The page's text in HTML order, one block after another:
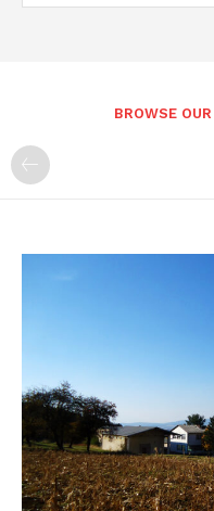
BROWSE